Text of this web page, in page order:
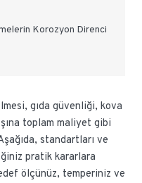
Korozyon Direnci
gıda güvenliği, kova
toplam maliyet gibi
standartları ve
pratik kararlara
ölçünüz, temperiniz ve